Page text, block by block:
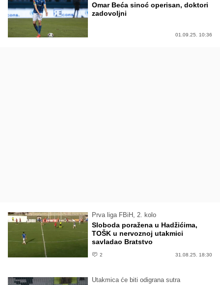
Omar Beća sinoć operisan, doktori
zadovoljni
01.09.25. 10:36
Prva liga FBiH, 2. kolo
Sloboda poražena u Hadžićima,
TOŠK u nervoznoj utakmici
savladao Bratstvo
2 31.08.25. 18:30
Utakmica će biti odigrana sutra